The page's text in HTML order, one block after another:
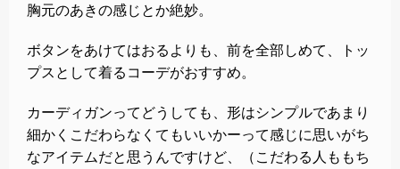
胸元のあきの感じとか絶妙。
ボタンをあけてはおるよりも、前を全部しめて、トッ
プスとして着るコーデがおすすめ。
カーディガンってどうしても、形はシンプルであまり
細かくこだわらなくてもいいかーって感じに思いがち
なアイテムだと思うんですけど、（こだわる人ももち